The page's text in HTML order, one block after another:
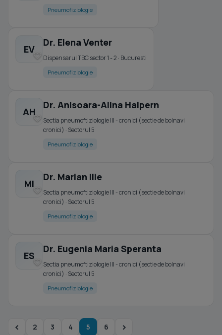
Pneumofiziologie
EV
Dr. Elena Venter
Dispensarul TBC sector 1 - 2 · Bucuresti
Pneumofiziologie
AH
Dr. Anisoara-Alina Halpern
Sectia pneumoftiziologie III - cronici (sectie de bolnavi
cronici) · Sectorul 5
Pneumofiziologie
MI
Dr. Marian Ilie
Sectia pneumoftiziologie III - cronici (sectie de bolnavi
cronici) · Sectorul 5
Pneumofiziologie
ES
Dr. Eugenia Maria Speranta
Sectia pneumoftiziologie III - cronici (sectie de bolnavi
cronici) · Sectorul 5
Pneumofiziologie
2 3 4 5 6